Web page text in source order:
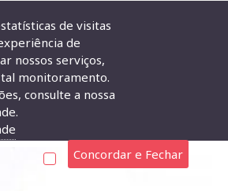
Modu Duplo 15x2
CONECTOR MODU DUPLO 15X2
de visitas
de
nossos serviços,
monitoramento.
consulte a nossa
Concordar e Fechar